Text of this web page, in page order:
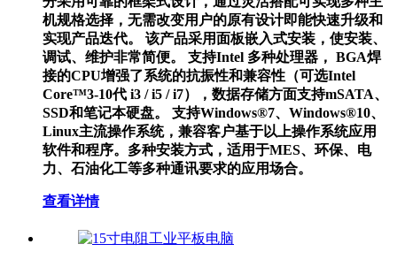
机规格选择，无需改变用户的原有设计即能快速升级和
实现产品迭代。 该产品采用面板嵌入式安装，使安装、
调试、维护非常简便。 支持Intel 多种处理器， BGA焊
接的CPU增强了系统的抗振性和兼容性（可选Intel
Core™3-10代 i3 / i5 / i7），数据存储方面支持mSATA、
SSD和笔记本硬盘。 支持Windows®7、Windows®10、
Linux主流操作系统，兼容客户基于以上操作系统应用
软件和程序。多种安装方式，适用于MES、环保、电
力、石油化工等多种通讯要求的应用场合。
查看详情